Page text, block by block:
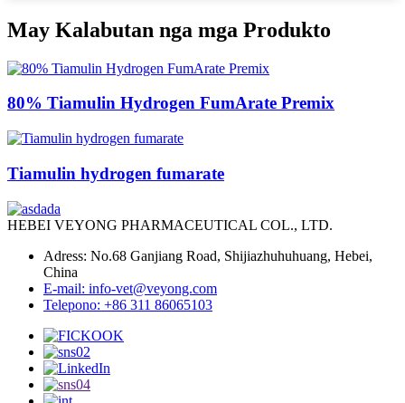
May Kalabutan nga mga Produkto
80% Tiamulin Hydrogen FumArate Premix
Tiamulin hydrogen fumarate
HEBEI VEYONG PHARMACEUTICAL COL., LTD.
Adress: No.68 Ganjiang Road, Shijiazhuhuhuang, Hebei,
China
E-mail: info-vet@veyong.com
Telepono: +86 311 86065103